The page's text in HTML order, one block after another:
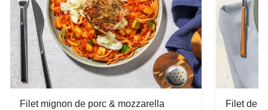
Filet mignon de porc & mozzarella
Filet de